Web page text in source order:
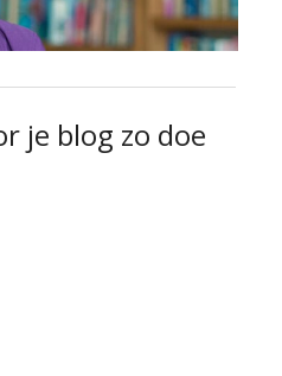
je blog zo doe